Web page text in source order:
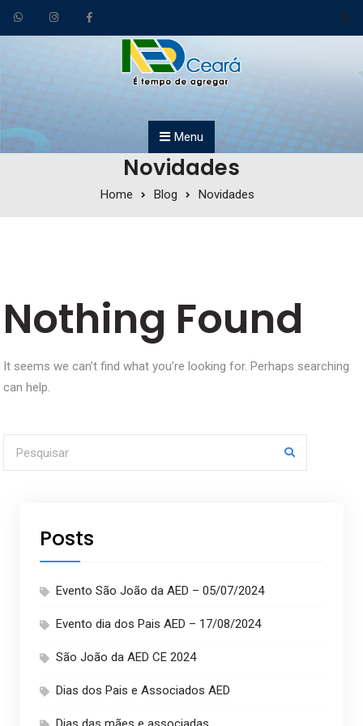
Skip to content
Menu
Novidades
Home Blog Novidades
Nothing Found
It seems we can’t find what you’re looking for. Perhaps searching
can help.
Posts
Evento São João da AED – 05/07/2024
Evento dia dos Pais AED – 17/08/2024
São João da AED CE 2024
Dias dos Pais e Associados AED